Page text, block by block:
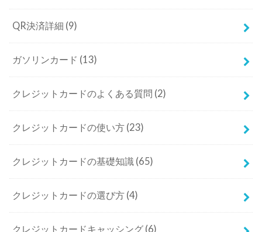
QR決済詳細 (9)
ガソリンカード (13)
クレジットカードのよくある質問 (2)
クレジットカードの使い方 (23)
クレジットカードの基礎知識 (65)
クレジットカードの選び方 (4)
クレジットカードキャッシング (6)